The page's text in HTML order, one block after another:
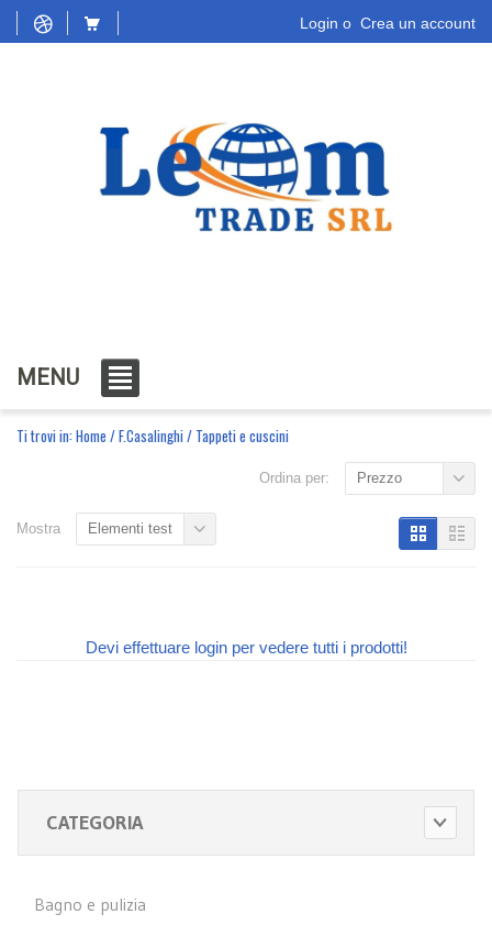
Login o Crea un account
MENU
Ti trovi in: Home /F.Casalinghi / Tappeti e cuscini
Ordina per: Prezzo
Mostra Elementi test
Devi effettuare login per vedere tutti i prodotti!
CATEGORIA
Bagno e pulizia